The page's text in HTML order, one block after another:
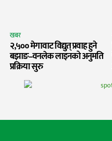
खबर
२,५०० मेगावाट विद्युत् प्रवाह हुने
बझाङ–वनलेक लाइनको अनुमति
प्रक्रिया सुरु